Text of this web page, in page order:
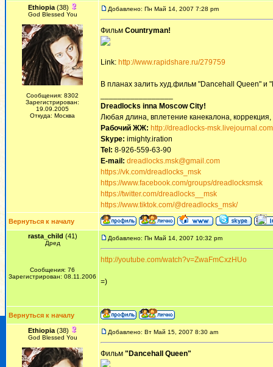
Ethiopia(38)
God Blessed You
Сообщения: 8302
Зарегистрирован:
19.09.2005
Откуда: Москва
Добавлено: Пн Май 14, 2007 7:28 pm
Фильм Countryman!
Link: http://www.rapidshare.ru/279759
В планах залить худ.фильм "Dancehall Queen" и
Dreadlocks inna Moscow Сity!
Любая длина, вплетение канекалона,
Рабочий ЖЖ: http://dreadlocks-
Skype: imighty.iration
Tel: 8-926-559-63-90
E-mail: dreadlocks.msk@gmail.com
https://vk.com/dreadlocks_msk
https://www.facebook.com/groups/dreadlocksmsk
https://twitter.com/dreadlocks__msk
https://www.tiktok.com/@dreadlocks_msk/
Вернуться к началу
rasta_child (41)
Дред
Сообщения: 76
Зарегистрирован: 08.11.2006
Добавлено: Пн Май 14, 2007 10:32 pm
http://youtube.com/watch?v=ZwaFmCxzHUo
=)
Вернуться к началу
Ethiopia(38)
God Blessed You
Добавлено: Вт Май 15, 2007 8:30 am
Фильм "Dancehall Queen"